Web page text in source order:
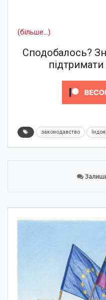
(більше…)
Сподобалось?
законодавство